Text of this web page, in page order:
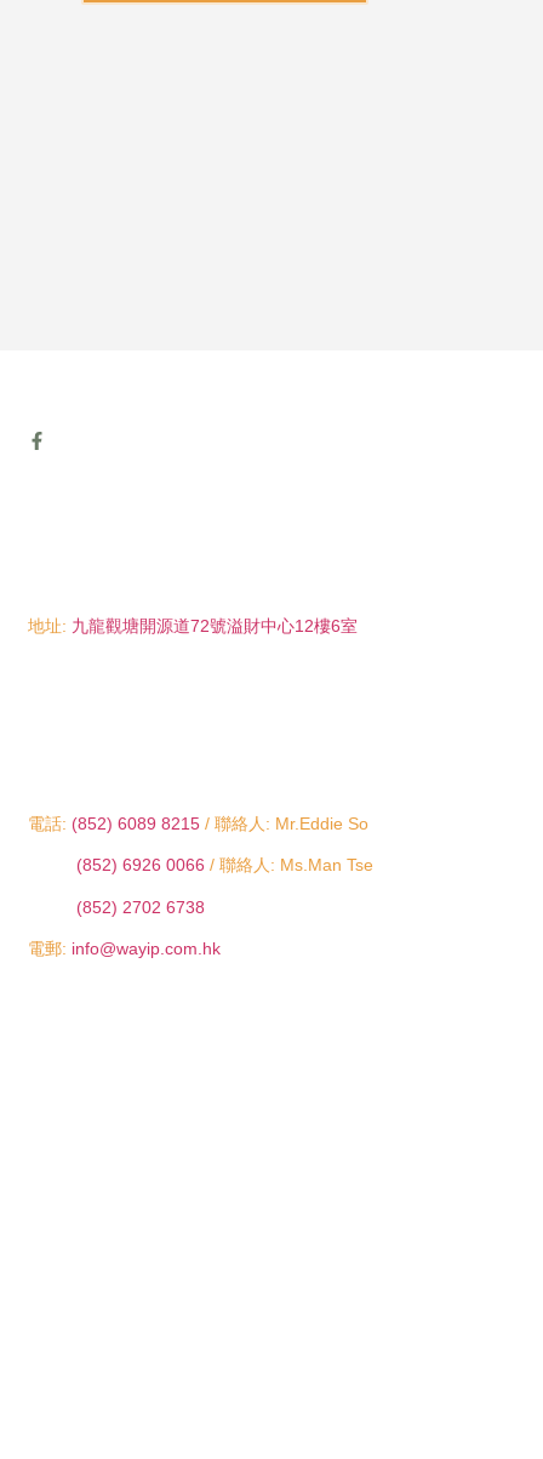
電話: (852) 6089 8215 / 聯絡人: Mr.Eddie So
(852) 6926 0066/ 聯絡人: Ms.Man Tse
(852) 2702 6738
電郵: info@wayip.com.hk
地址: 九龍觀塘開源道72號溢財中心12樓6室